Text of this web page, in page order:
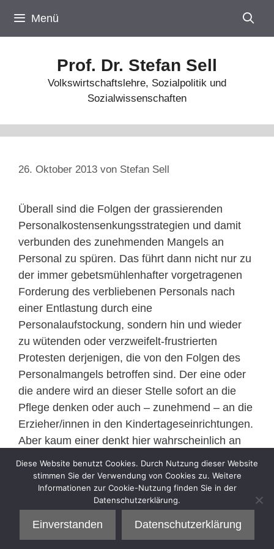
Inhalt
springen
Menü
Prof. Dr. Stefan Sell
Volkswirtschaftslehre, Sozialpolitik und
Sozialwissenschaften
26. Oktober 2013 von Stefan Sell
Überall sind die Folgen der grassierenden
Personalkostensenkungsstrategien und damit
verbunden des zunehmenden Mangels an
Personal zu spüren. Das führt dann nicht nur zu
der immer gebetsmühlenhafter vorgetragenen
Forderung des verbliebenen Personals nach
einer Entlastung durch eine
Personalaufstockung, sondern hin und wieder
zu wütenden oder verzweifelt-frustrierten
Protesten derjenigen, die von den Folgen des
Personalmangels betroffen sind. Der eine oder
die andere wird an dieser Stelle sofort an die
Pflege denken oder auch – zunehmend – an die
Erzieher/innen in den Kindertageseinrichtungen.
Aber kaum einer denkt hier wahrscheinlich an
>>mehr
Kategorien
Sell
Diese Website benutzt Cookies. Durch Nutzung dieser Website
stimmen Sie der Verwendung von Cookies zu. Weitere
Informationen zur Cookie-Nutzung finden Sie in der
Datenschutzerklärung.
Einverstanden Datenschutzerklärung